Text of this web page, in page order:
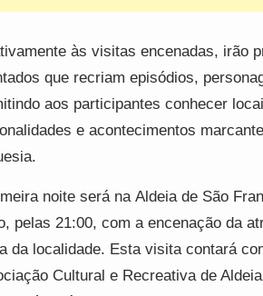
às visitas encenadas, irão
que recriam episódios,
aos participantes conhecer
e acontecimentos
noite será na Aldeia de São
pelas 21:00, com a encenação da
da localidade. Esta visita contará
Cultural e Recreativa de